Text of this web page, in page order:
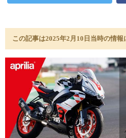
この記事は2025年2月10日当時の情報